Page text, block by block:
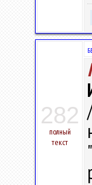
282
полный
текст